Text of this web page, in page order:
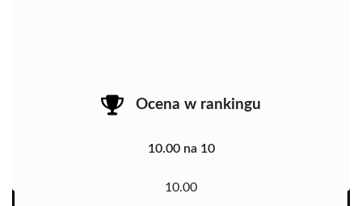
Ocena w rankingu
10.00 na 10
10.00